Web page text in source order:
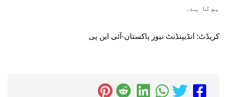
ہوتا ہے۔
کریڈٹ: انڈیپنڈنٹ نیوز پاکستان-آئی این پی